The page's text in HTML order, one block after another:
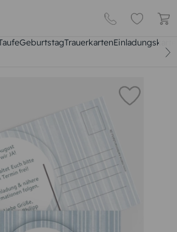
GeburtstagTrauerkarten